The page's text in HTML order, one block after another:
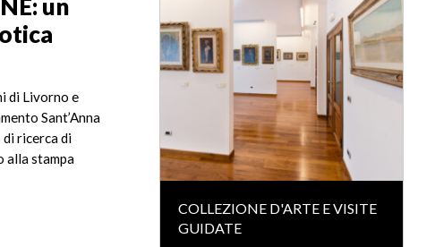
un
di Livorno e
Sant’Anna
ricerca di
alla stampa
COLLEZIONE D'ARTE E VISITE
GUIDATE